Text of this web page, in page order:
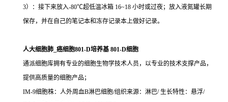
3）：接下来放入-80℃超低温冰箱 16~18 小时或过夜；放入液氮罐长期
保存，并在自己的笔记本和冻存记录本上做好记录。
人大细胞肺_癌细胞801-D培养基 801-D细胞
通派细胞库拥有专业的细胞生物学技术人员，以专业的技术支撑产品，
提供高质量的细胞产品；
IM-9细胞株：人外周血B淋巴细胞/组织来源：淋巴/ 生长特性：悬浮/